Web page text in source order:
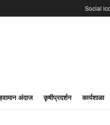
Social
अंदाज कृषीप्रदर्शन कार्यशाळा